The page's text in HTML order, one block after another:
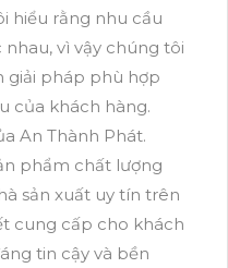
hiểu rằng nhu cầu
vì vậy chúng tôi
giải pháp phù hợp
của khách hàng.
An Thành Phát.
phẩm chất lượng
sản xuất uy tín trên
cung cấp cho khách
tin cậy và bền